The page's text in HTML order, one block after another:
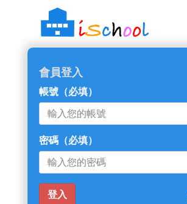
::: 跳過主導覽區塊
會員登入
帳號 （必填）
密碼 （必填）